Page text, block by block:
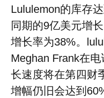
Lululemon的库存
同期的9亿美元增
增长率为38%。
Meghan Frank在
长速度将在第四财
增幅仍旧会达到